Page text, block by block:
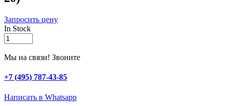
Запросить цену
In Stock
ЗУБР
ШиреФит,
накидная
штуцер
гайкой,
Мы на связи! Звоните
+7 (495) 787-43-85
Написать в Whatsapp